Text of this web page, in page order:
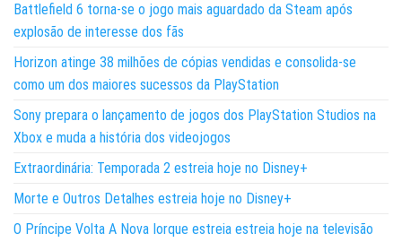
Battlefield 6 torna-se o jogo mais aguardado da Steam após
explosão de interesse dos fãs
Horizon atinge 38 milhões de cópias vendidas e consolida-se
como um dos maiores sucessos da PlayStation
Sony prepara o lançamento de jogos dos PlayStation Studios na
Xbox e muda a história dos videojogos
Extraordinária: Temporada 2 estreia hoje no Disney+
Morte e Outros Detalhes estreia hoje no Disney+
O Príncipe Volta A Nova Iorque estreia estreia hoje na televisão